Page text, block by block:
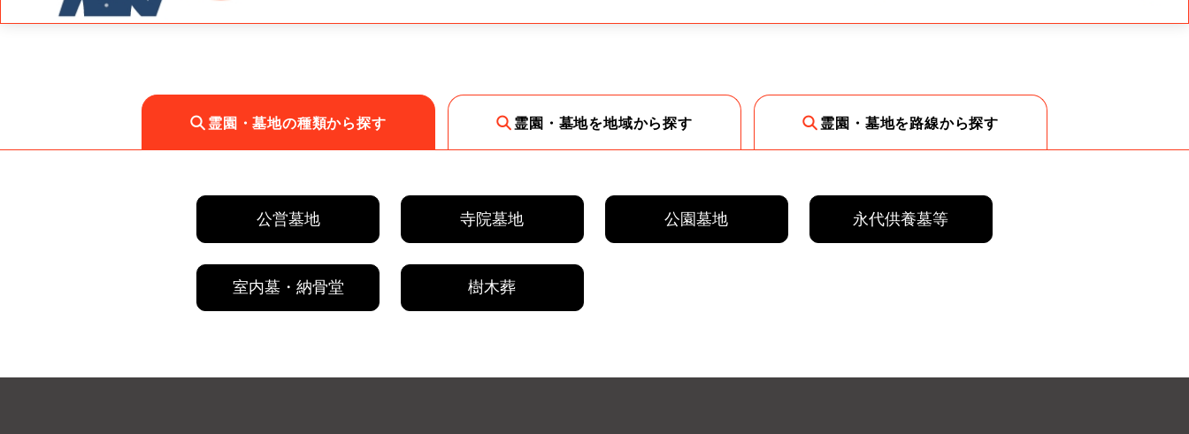
霊園・墓地の種類から探す 霊園・墓地を地域から探す 霊園・墓地を路線から探す
公営墓地 寺院墓地 公園墓地 永代供養墓等
室内墓・納骨堂 樹木葬